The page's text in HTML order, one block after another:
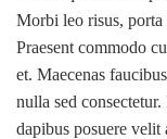
Morbi leo risus, porta
Praesent commodo
et. Maecenas
nulla sed
dapibus posuere velit